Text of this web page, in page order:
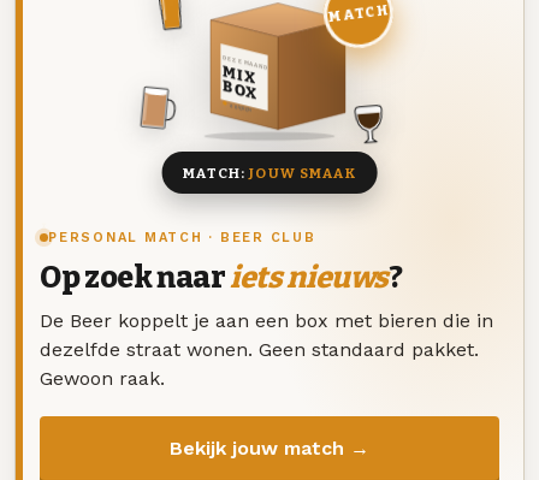
PERSONAL MATCH · BEER CLUB
Op zoek naariets nieuws?
De Beer koppelt je aan een box met bieren die in
dezelfde straat wonen. Geen standaard pakket.
Gewoon raak.
Bekijk jouw match →
DEZE MAAND
MIX
BOX
8 BIEREN
MATCH
MATCH:JOUW SMAAK